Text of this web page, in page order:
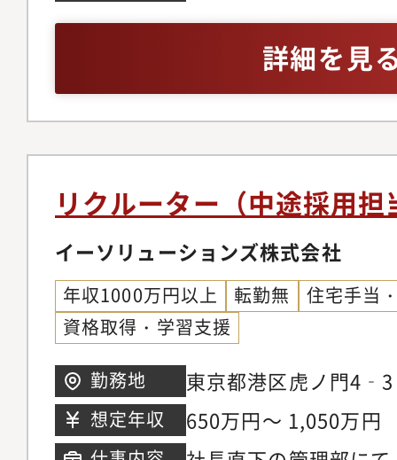
ジー活用）・ファネ
歩留まり改善施策の
の構築・AI技術や最
化、AIスクリーニン
し、採用プロセスを
重要の経営課題です
ているのは単なる「
ター」ではありませ
と連動した採用戦略
スからエンジニア・
の高いポジションの
きる方を求めていま
営陣・事業部門長と
の上流（戦略設計・
補者体験の最適化・
通貫で担っていただ
ジションです。・採
イレイヤー・高難易
進・採用プロセス・
者と連携し、採用要
ス設計までを推進し
詳細を見
リクルーター（中途採用担
イーソリューションズ株式会社
年収1000万円以上 転勤無
住宅手当
資格取得・学習支援
勤務地
東京都港区虎ノ門
－17階・東京メト
出口より徒歩3分 ・
想定年収 650万円～ 1,050万円